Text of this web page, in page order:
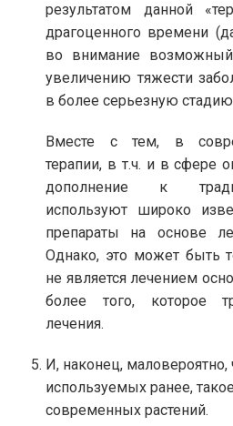
результатом данной
драгоценного времени
во внимание
увеличению тяжести
в более серьезную
Вместе с тем, в
терапии, в т.ч. и в сфере
дополнение к
используют широко
препараты на основе
Однако, это может быть
не является лечением
более того, которое
лечения.
И, наконец, маловероятно,
используемых ранее,
современных растений.